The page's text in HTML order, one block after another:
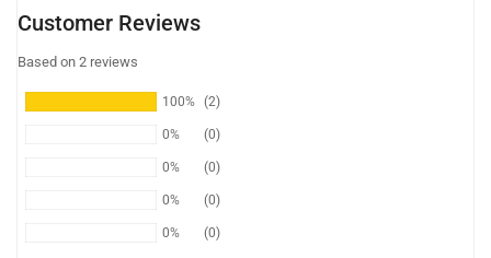
Customer Reviews
Based on 2 reviews
100% (2)
0% (0)
0% (0)
0% (0)
0% (0)